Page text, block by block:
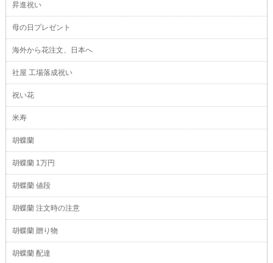
昇進祝い
母の日プレゼント
海外から花注文、日本へ
社屋 工場落成祝い
祝い花
米寿
胡蝶蘭
胡蝶蘭 1万円
胡蝶蘭 値段
胡蝶蘭 注文時の注意
胡蝶蘭 贈り物
胡蝶蘭 配達